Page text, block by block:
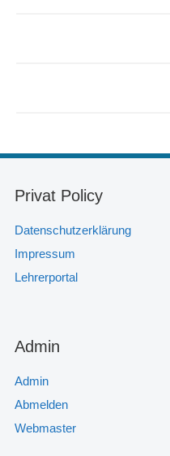
Privat Policy
Datenschutzerklärung
Impressum
Lehrerportal
Admin
Admin
Abmelden
Webmaster